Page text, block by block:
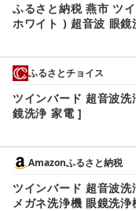
ふるさと納税 燕市 ツ
ホワイト ) 超音波 眼鏡
ふるさとチョイス
ツインバード 超音波
鏡洗浄 家電 ]
Amazonふるさと納税
ツインバード 超音波
メガネ洗浄機 眼鏡洗